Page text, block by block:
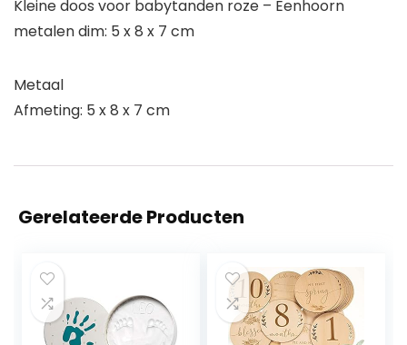
Kleine doos voor babytanden roze – Eenhoorn
metalen dim: 5 x 8 x 7 cm
Metaal
Afmeting: 5 x 8 x 7 cm
Gerelateerde Producten